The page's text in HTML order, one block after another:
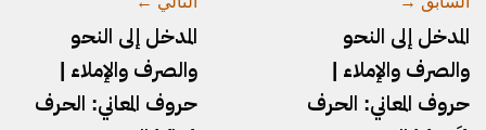
المدخل إلى النحو
والصرف والإملاء |
حروف المعاني: الحرف
المدخل إلى النحو
والصرف والإملاء |
حروف المعاني: الحرف